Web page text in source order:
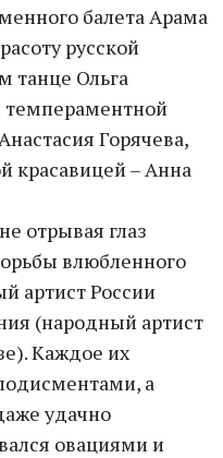
балета Арама
русской
танце Ольга
темпераментной
Горячева,
красавицей – Анна
отрывая глаз
влюбленного
артист России
(народный артист
Каждое их
а
удачно
овациями и